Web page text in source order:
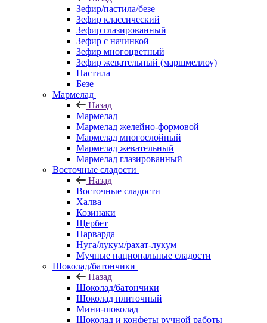
Зефир/пастила/безе
Зефир классический
Зефир глазированный
Зефир с начинкой
Зефир многоцветный
Зефир жевательный (маршмеллоу)
Пастила
Безе
Мармелад
Назад
Мармелад
Мармелад желейно-формовой
Мармелад многослойный
Мармелад жевательный
Мармелад глазированный
Восточные сладости
Назад
Восточные сладости
Халва
Козинаки
Щербет
Парварда
Нуга/лукум/рахат-лукум
Мучные национальные сладости
Шоколад/батончики
Назад
Шоколад/батончики
Шоколад плиточный
Мини-шоколад
Шоколад и конфеты ручной работы